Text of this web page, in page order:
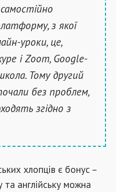
з якої
уроки, це,
і Zoom, Google-
Тому другий
без проблем,
згідно з
хлопців є бонус –
та англійську можна